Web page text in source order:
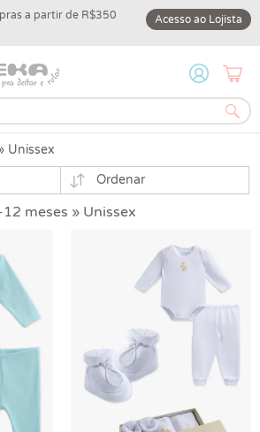
a partir de R$350
10% off na
DEDEKA10
Acesso ao Lojista
Unissex
Ordenar
meses » Unissex